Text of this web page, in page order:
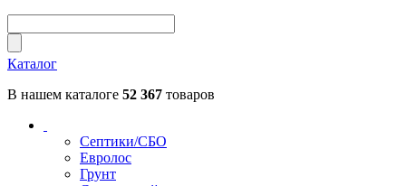
Каталог
В нашем каталоге 52 367 товаров
Септики/СБО
Евролос
Грунт